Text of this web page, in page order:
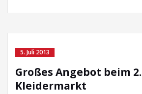
5. Juli 2013
Großes Angebot beim 2.
Kleidermarkt